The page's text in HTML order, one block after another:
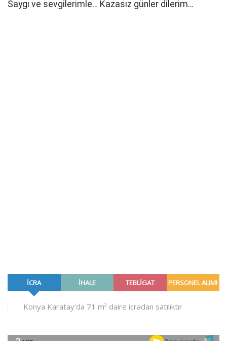
Saygı ve sevgilerimle… Kazasız günler dilerim…